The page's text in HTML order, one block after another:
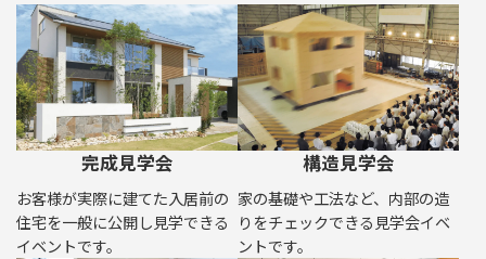
完成見学会
お客様が実際に建てた入居前の
住宅を一般に公開し見学できる
イベントです。
構造見学会
家の基礎や工法など、内部の造
りをチェックできる見学会イベ
ントです。